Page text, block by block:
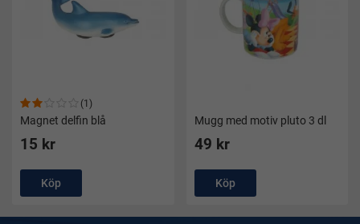
(1)
Magnet delfin blå
15 kr
Köp
Mugg med motiv pluto 3 dl
49 kr
Köp